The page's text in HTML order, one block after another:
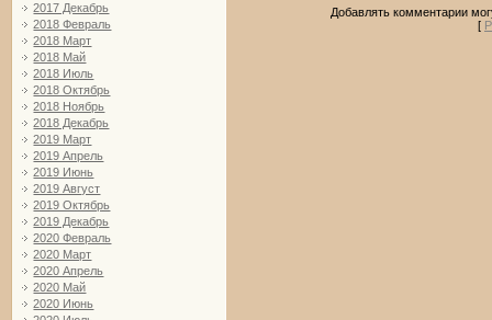
2017 Декабрь
2018 Февраль
2018 Март
2018 Май
2018 Июль
2018 Октябрь
2018 Ноябрь
2018 Декабрь
2019 Март
2019 Апрель
2019 Июнь
2019 Август
2019 Октябрь
2019 Декабрь
2020 Февраль
2020 Март
2020 Апрель
2020 Май
2020 Июнь
Добавлять комментарии
[